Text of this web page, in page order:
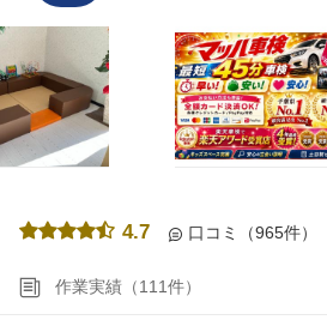
4.7 口コミ（965件）
作業実績（111件）